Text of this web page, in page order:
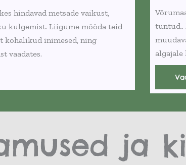
hindavad metsade vaikust,
kulgemist. Liigume mööda teid
kohalikud inimesed, ning
vaadates.
tuntud.
ja